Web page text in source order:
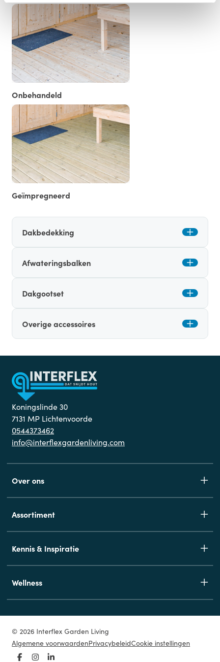
Onbehandeld
Geïmpregneerd
Dakbedekking
Afwateringsbalken
Dakgootset
Overige accessoires
Koningslinde 30
7131 MP Lichtenvoorde
0544373462
info@interflexgardenliving.com
Over ons
Assortiment
Kennis & Inspiratie
Wellness
© 2026 Interflex Garden Living
Algemene voorwaardenPrivacybeleidCookie instellingen